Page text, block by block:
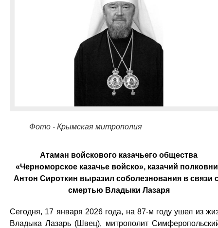
Фото - Крымская митрополия
Атаман войскового казачьего общества
«Черноморское казачье войско», казачий
Антон Сироткин выразил соболезнования в связи
смертью Владыки Лазаря
Сегодня, 17 января 2026 года, на 87-м году ушел из
Владыка Лазарь (Швец), митрополит